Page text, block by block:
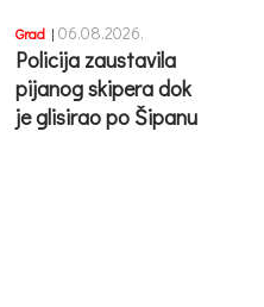
Grad | 06.08.2026.
Policija zaustavila
pijanog skipera dok
je glisirao po Šipanu